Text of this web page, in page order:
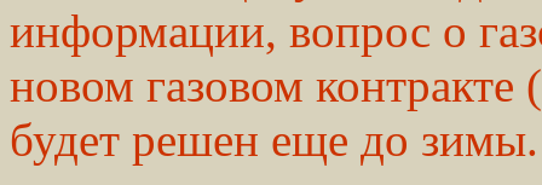
информации, вопрос о
новом газовом
будет решен еще до зимы.